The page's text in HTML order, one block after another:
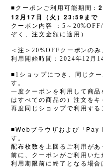
■クーポンご利用可能期間：
12 月17 日（火） 23:59 まで
クーポン内容 ：5～
ぞく、注文金額に適用）
＜注＞20%OFFクーポンの
利用開始時間：2024年12月
■1ショップにつき、同じク
す。
一度クーポンを利用して商品
はすべての商品の）注文をキ
再度同じショップで利用する
■Web ブラウザおよび「 Pay
す。
配布枚数を上回るご利用が
前に、クーポンがご利用いた
利用期限前に終了となる場合